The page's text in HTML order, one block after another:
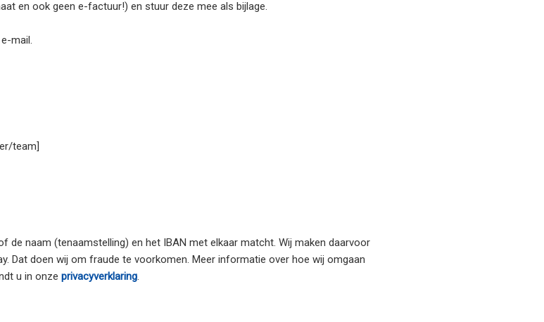
en ook geen e-factuur!) en stuur deze mee als bijlage.
mail.
team]
de naam (tenaamstelling) en het IBAN met elkaar matcht. Wij maken daarvoor
Dat doen wij om fraude te voorkomen. Meer informatie over hoe wij omgaan
u in onze privacyverklaring.